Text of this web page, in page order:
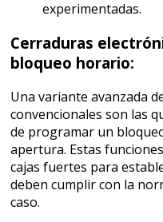
experimentadas.
Cerraduras
bloqueo horario:
Una variante avanzada
convencionales son las
de programar un
apertura. Estas
cajas fuertes para
deben cumplir con la
caso.